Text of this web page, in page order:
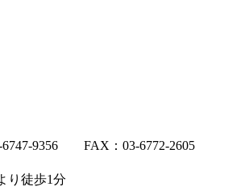
6747-9356 FAX：03-6772-2605
り徒歩1分